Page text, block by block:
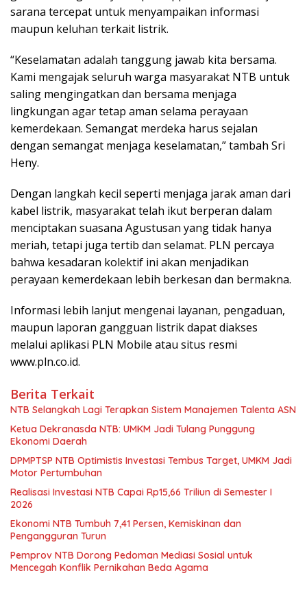
sarana tercepat untuk menyampaikan informasi
maupun keluhan terkait listrik.
“Keselamatan adalah tanggung jawab kita bersama.
Kami mengajak seluruh warga masyarakat NTB untuk
saling mengingatkan dan bersama menjaga
lingkungan agar tetap aman selama perayaan
kemerdekaan. Semangat merdeka harus sejalan
dengan semangat menjaga keselamatan,” tambah Sri
Heny.
Dengan langkah kecil seperti menjaga jarak aman dari
kabel listrik, masyarakat telah ikut berperan dalam
menciptakan suasana Agustusan yang tidak hanya
meriah, tetapi juga tertib dan selamat. PLN percaya
bahwa kesadaran kolektif ini akan menjadikan
perayaan kemerdekaan lebih berkesan dan bermakna.
Informasi lebih lanjut mengenai layanan, pengaduan,
maupun laporan gangguan listrik dapat diakses
melalui aplikasi PLN Mobile atau situs resmi
www.pln.co.id.
Berita Terkait
NTB Selangkah Lagi Terapkan Sistem Manajemen Talenta ASN
Ketua Dekranasda NTB: UMKM Jadi Tulang Punggung
Ekonomi Daerah
DPMPTSP NTB Optimistis Investasi Tembus Target, UMKM Jadi
Motor Pertumbuhan
Realisasi Investasi NTB Capai Rp15,66 Triliun di Semester I
2026
Ekonomi NTB Tumbuh 7,41 Persen, Kemiskinan dan
Pengangguran Turun
Pemprov NTB Dorong Pedoman Mediasi Sosial untuk
Mencegah Konflik Pernikahan Beda Agama